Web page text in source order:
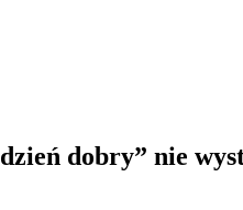
dobry” nie